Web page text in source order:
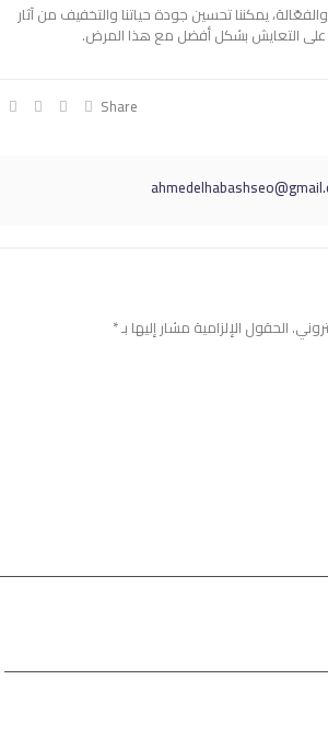
يمكننا تحسين جودة حياتنا والتخفيف من آثار
على التعايش بشكل أفضل مع هذا المرض.
Share
الحقول الإلزامية مشار إليها بـ*